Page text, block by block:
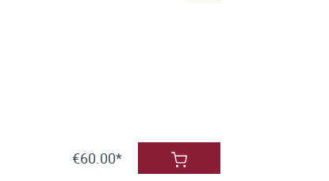
€60.00*